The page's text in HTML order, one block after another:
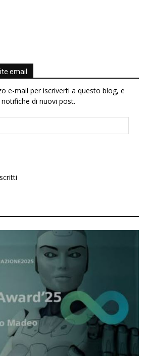
email
e-mail per iscriverti a questo blog, e
di nuovi post.